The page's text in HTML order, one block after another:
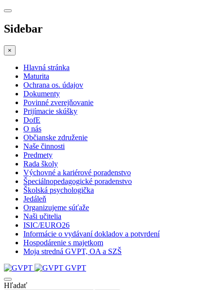
Sidebar
×
Hlavná stránka
Maturita
Ochrana os. údajov
Dokumenty
Povinné zverejňovanie
Prijímacie skúšky
DofE
O nás
Občianske združenie
Naše činnosti
Predmety
Rada školy
Výchovné a kariérové poradenstvo
Špeciálnopedagogické poradenstvo
Školská psychologička
Jedáleň
Organizujeme súťaže
Naši učitelia
ISIC/EURO26
Informácie o vydávaní dokladov a potvrdení
Hospodárenie s majetkom
Moja stredná GVPT, OA a SZŠ
GVPT
Hľadať